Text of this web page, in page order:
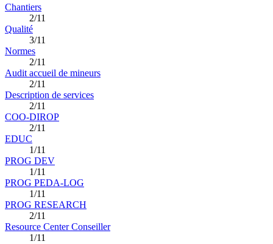
Chantiers
2/11
Qualité
3/11
Normes
2/11
Audit accueil de mineurs
2/11
Description de services
2/11
COO-DIROP
2/11
EDUC
1/11
PROG DEV
1/11
PROG PEDA-LOG
1/11
PROG RESEARCH
2/11
Resource Center Conseiller
1/11